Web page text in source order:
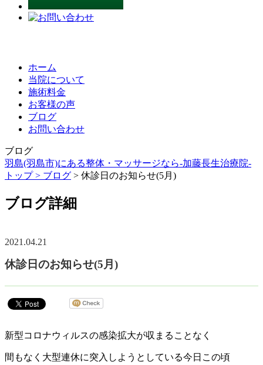
ホーム
当院について
施術料金
お客様の声
ブログ
お問い合わせ
ブログ
羽島(羽島市)にある整体・マッサージなら-加藤長生治療院-
トップ > ブログ > 休診日のお知らせ(5月)
ブログ詳細
2021.04.21
休診日のお知らせ(5月)
新型コロナウィルスの感染拡大が収まることなく
間もなく大型連休に突入しようとしている今日この頃